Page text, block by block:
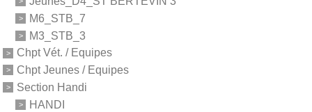
M6_STB_7
M3_STB_3
Chpt Vét. / Equipes
Chpt Jeunes / Equipes
Section Handi
HANDI